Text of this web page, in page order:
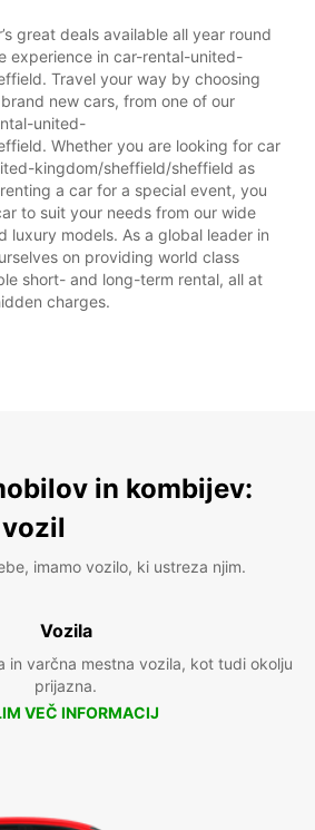
great deals available all year round
experience in car-rental-united-
Travel your way by choosing
new cars, from one of our
united-
Whether you are looking for car
kingdom/sheffield/sheffield as
a car for a special event, you
to suit your needs from our wide
luxury models. As a global leader in
on providing world class
short- and long-term rental, all at
charges.
in kombijev:
imamo vozilo, ki ustreza njim.
Vozila
in varčna mestna vozila, kot tudi okolju
prijazna.
VEČ INFORMACIJ